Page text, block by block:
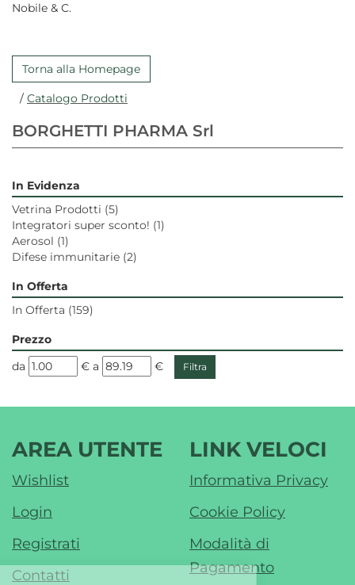
Nobile & C.
Torna alla Homepage
/ Catalogo Prodotti
BORGHETTI PHARMA Srl
In Evidenza
Vetrina Prodotti (5)
Integratori super sconto! (1)
Aerosol (1)
Difese immunitarie (2)
In Offerta
In Offerta (159)
Prezzo
filtra
da € filtra
a €
AREA UTENTE
Wishlist
Login
Registrati
Contatti
LINK VELOCI
Informativa Privacy
Cookie Policy
Modalità di
Pagamento